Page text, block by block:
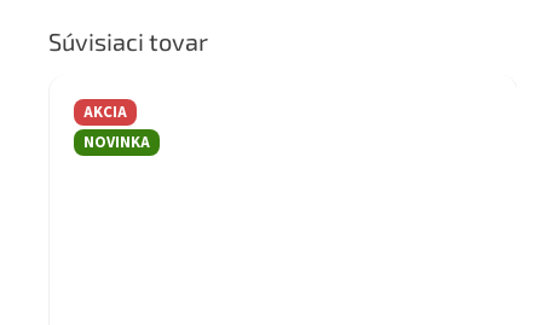
Súvisiaci tovar
AKCIA
NOVINKA